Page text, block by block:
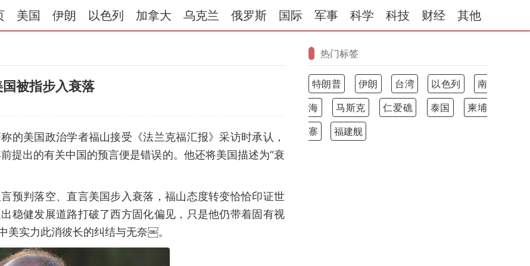
美国 伊朗 以色列 加拿大 乌克兰 俄罗斯 国际 军事 科学 科技 财经 其他
被指步入衰落
的美国政治学者福山接受《法兰克福汇报》采访时承认，
提出的有关中国的预言便是错误的。他还将美国描述为“衰
预判落空、直言美国步入衰落，福山态度转变恰恰印证世
稳健发展道路打破了西方固化偏见，只是他仍带着固有视
美实力此消彼长的纠结与无奈￼。
热门标签
特朗普 伊朗 台湾 以色列
南
海
马斯克 仁爱礁 泰国
柬埔
寨
福建舰